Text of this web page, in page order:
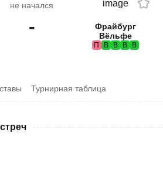
не начался
-
Фрайбург
Вёльфе
П В В В В
Турнирная таблица